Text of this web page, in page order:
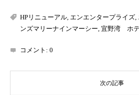
HPリニューアル エンエンタープライズ
ンズマリーナインマーシー 宜野湾 ホ
コメント: 0